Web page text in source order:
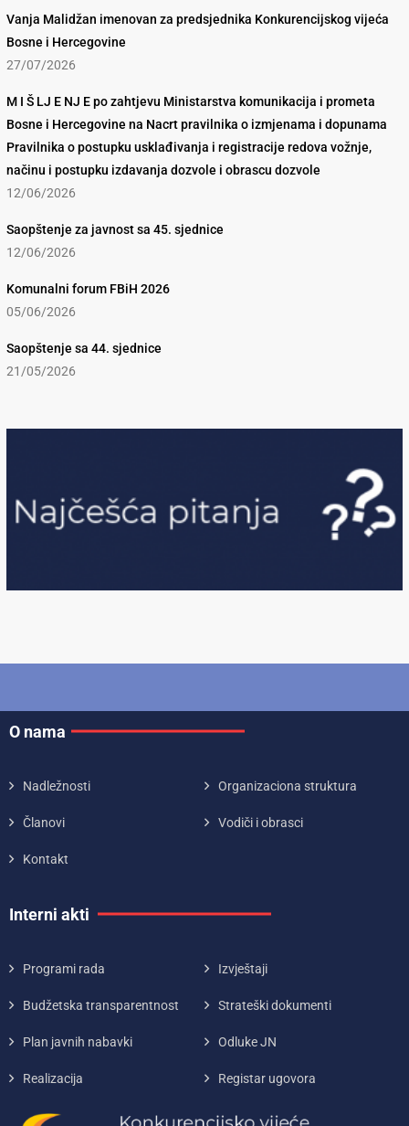
Vanja Malidžan imenovan za predsjednika Konkurencijskog vijeća
Bosne i Hercegovine
27/07/2026
M I Š LJ E NJ E po zahtjevu Ministarstva komunikacija i prometa
Bosne i Hercegovine na Nacrt pravilnika o izmjenama i dopunama
Pravilnika o postupku usklađivanja i registracije redova vožnje,
načinu i postupku izdavanja dozvole i obrascu dozvole
12/06/2026
Saopštenje za javnost sa 45. sjednice
12/06/2026
Komunalni forum FBiH 2026
05/06/2026
Saopštenje sa 44. sjednice
21/05/2026
O nama
Nadležnosti Organizaciona struktura
Članovi Vodiči i obrasci
Kontakt
Interni akti
Programi rada Izvještaji
Budžetska transparentnost Strateški dokumenti
Plan javnih nabavki Odluke JN
Realizacija Registar ugovora